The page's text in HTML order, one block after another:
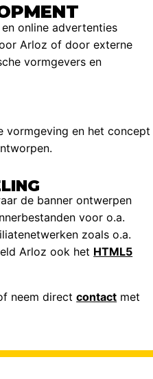
online advertenties
Arloz of door externe
vormgevers en
vormgeving en het concept
de banner ontwerpen
voor o.a.
zoals o.a.
Arloz ook het HTML5
neem directcontact met